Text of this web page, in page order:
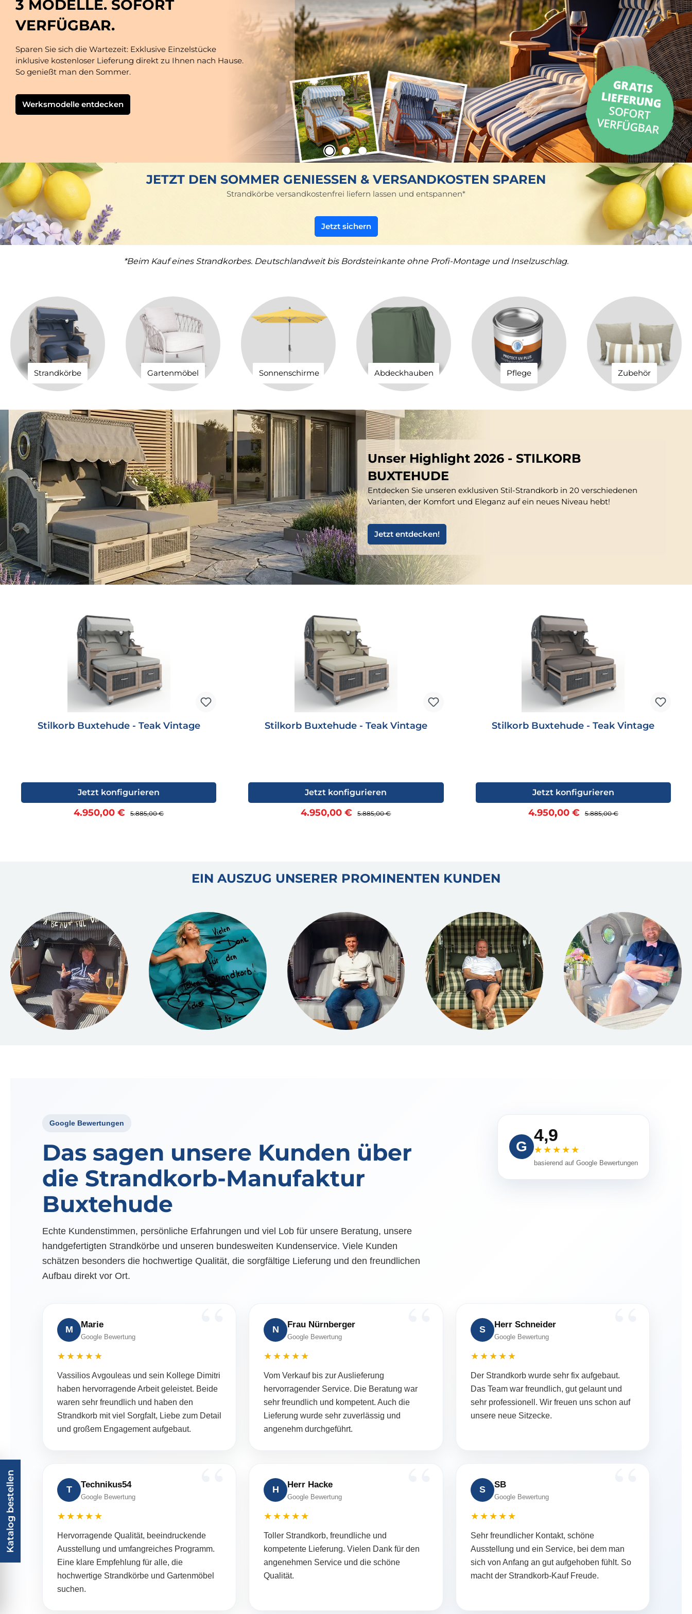
3 MODELLE. SOFORT
VERFÜGBAR.
Sparen Sie sich die Wartezeit: Exklusive Einzelstücke
inklusive kostenloser Lieferung direkt zu Ihnen nach Hause.
So genießt man den Sommer.
Werksmodelle entdecken
JETZT DEN SOMMER GENIESSEN & VERSANDKOSTEN SPAREN
Strandkörbe versandkostenfrei liefern lassen und entspannen*
Jetzt sichern
*Beim Kauf eines Strandkorbes. Deutschlandweit bis Bordsteinkante ohne Profi-Montage und Inselzuschlag.
Strandkörbe Gartenmöbel Sonnenschirme Abdeckhauben Pflege Zubehör
Unser Highlight 2026 - STILKORB
BUXTEHUDE
Entdecken Sie unseren exklusiven Stil-Strandkorb in 20 verschiedenen
Varianten, der Komfort und Eleganz auf ein neues Niveau hebt!
Jetzt entdecken!
Stilkorb Buxtehude - Teak Vintage
Verkaufspreis:
4.950,00 € Regulärer Preis:
5.885,00 €
Jetzt konfigurieren
Stilkorb Buxtehude - Teak Vintage
Verkaufspreis:
4.950,00 € Regulärer Preis:
5.885,00 €
Jetzt konfigurieren
Stilkorb Buxtehude - Teak Vintage
Verkaufspreis:
4.950,00 € Regulärer Preis:
5.885,00 €
Jetzt konfigurieren
EIN AUSZUG UNSERER PROMINENTEN KUNDEN
Google Bewertungen
Das sagen unsere Kunden über
die Strandkorb-Manufaktur
Buxtehude
Echte Kundenstimmen, persönliche Erfahrungen und viel Lob für unsere Beratung, unsere
handgefertigten Strandkörbe und unseren bundesweiten Kundenservice. Viele Kunden
schätzen besonders die hochwertige Qualität, die sorgfältige Lieferung und den freundlichen
Aufbau direkt vor Ort.
G
4,9
★★★★★
basierend auf Google Bewertungen
M Marie
Google Bewertung
★★★★★
Vassilios Avgouleas und sein Kollege Dimitri
haben hervorragende Arbeit geleistet. Beide
waren sehr freundlich und haben den
Strandkorb mit viel Sorgfalt, Liebe zum Detail
und großem Engagement aufgebaut.
N Frau Nürnberger
Google Bewertung
★★★★★
Vom Verkauf bis zur Auslieferung
hervorragender Service. Die Beratung war
sehr freundlich und kompetent. Auch die
Lieferung wurde sehr zuverlässig und
angenehm durchgeführt.
S Herr Schneider
Google Bewertung
★★★★★
Der Strandkorb wurde sehr fix aufgebaut.
Das Team war freundlich, gut gelaunt und
sehr professionell. Wir freuen uns schon auf
unsere neue Sitzecke.
T Technikus54
Google Bewertung
★★★★★
Hervorragende Qualität, beeindruckende
Ausstellung und umfangreiches Programm.
Eine klare Empfehlung für alle, die
hochwertige Strandkörbe und Gartenmöbel
suchen.
H Herr Hacke
Google Bewertung
★★★★★
Toller Strandkorb, freundliche und
kompetente Lieferung. Vielen Dank für den
angenehmen Service und die schöne
Qualität.
S SB
Google Bewertung
★★★★★
Sehr freundlicher Kontakt, schöne
Ausstellung und ein Service, bei dem man
sich von Anfang an gut aufgehoben fühlt. So
macht der Strandkorb-Kauf Freude.
Katalog bestellen